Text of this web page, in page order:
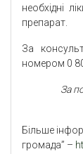
необхідні
препарат.
За
номером 0
За
Більше
громада” –